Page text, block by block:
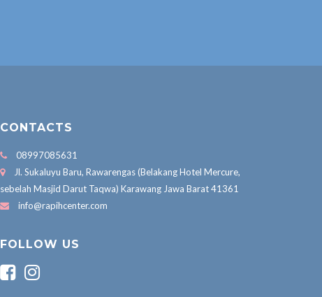
CONTACTS
08997085631
Jl. Sukaluyu Baru, Rawarengas (Belakang Hotel Mercure,
sebelah Masjid Darut Taqwa) Karawang Jawa Barat 41361
info@rapihcenter.com
FOLLOW US